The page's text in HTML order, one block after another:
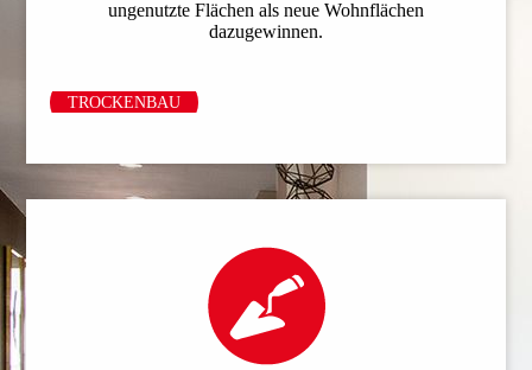
ungenutzte Flächen als neue Wohnflächen
dazugewinnen.
TROCKENBAU